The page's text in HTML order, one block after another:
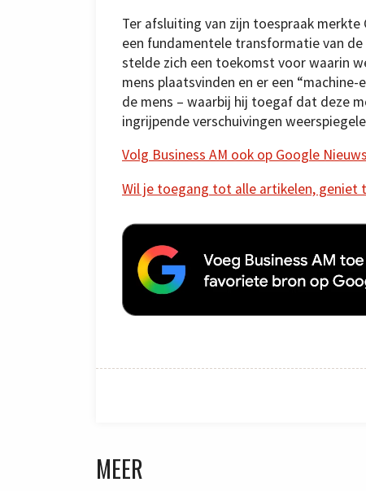
Ter afsluiting van zijn toespraak
een fundamentele transformatie van
stelde zich een toekomst voor waarin
mens plaatsvinden en er een
de mens – waarbij hij toegaf dat deze
ingrijpende verschuivingen
Volg Business AM ook op Google Nieuws
Wil je toegang tot alle artikelen, geniet
MEER